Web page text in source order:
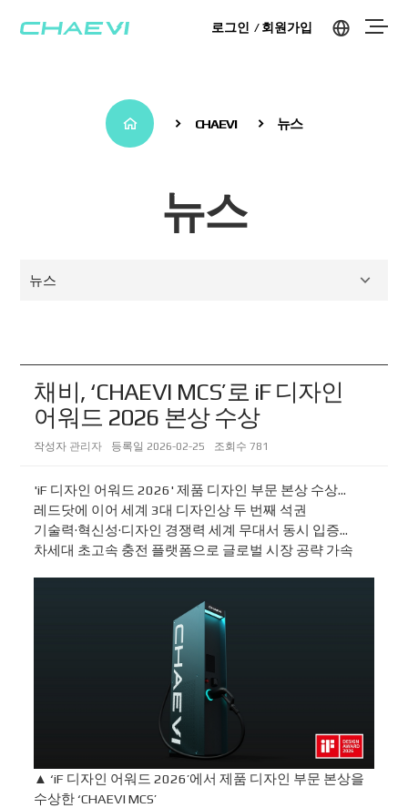
로그인 회원가입
CHAEVI 뉴스
뉴스
뉴스
채비, ‘CHAEVI MCS’로 iF 디자인
어워드 2026 본상 수상
작성자 관리자 등록일 2026-02-25 조회수 781
'iF 디자인 어워드 2026' 제품 디자인 부문 본상 수상…
레드닷에 이어 세계 3대 디자인상 두 번째 석권
기술력·혁신성·디자인 경쟁력 세계 무대서 동시 입증…
차세대 초고속 충전 플랫폼으로 글로벌 시장 공략 가속
▲ ‘iF 디자인 어워드 2026’에서 제품 디자인 부문 본상을
수상한 ‘CHAEVI MCS’